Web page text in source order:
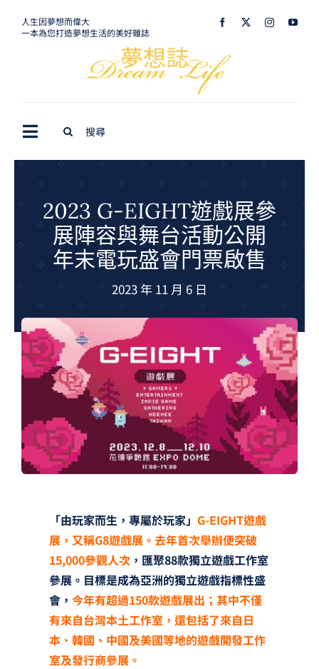
人生因夢想而偉大
一本為您打造夢想生活的美好雜誌
Toggle
Navigation
生活美學
夢想TV
GCU大賽
夢想購物
2023 G-EIGHT遊戲展參
展陣容與舞台活動公開
年末電玩盛會門票啟售
2023 年 11 月 6 日
「由玩家而生，專屬於玩家」 G-EIGHT遊戲
展，又稱G8遊戲展。去年首次舉辦便突破
15,000參觀人次 ，匯聚88款獨立遊戲工作室
參展。目標是成為亞洲的獨立遊戲指標性盛
會， 今年有超過150款遊戲展出；其中不僅
有來自台灣本土工作室，還包括了來自日
本、韓國、中國及美國等地的遊戲開發工作
室及發行商參展。